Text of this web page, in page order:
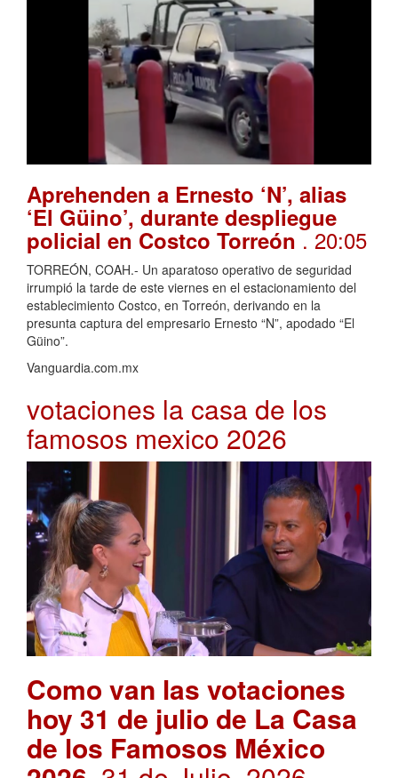
Aprehenden a Ernesto ‘N’, alias
‘El Güino’, durante despliegue
policial en Costco Torreón. 20:05
TORREÓN, COAH.- Un aparatoso operativo de seguridad
irrumpió la tarde de este viernes en el estacionamiento del
establecimiento Costco, en Torreón, derivando en la
presunta captura del empresario Ernesto “N”, apodado “El
Güino”.
Vanguardia.com.mx
votaciones la casa de los
famosos mexico 2026
Como van las votaciones
hoy 31 de julio de La Casa
de los Famosos México